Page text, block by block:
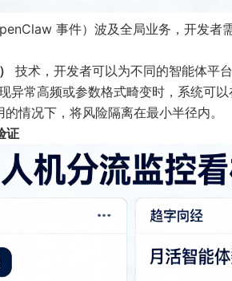
事件）波及全局业务，开发者
技术，开发者可以为不同的智能体平
异常高频或参数格式畸变时，系统可
情况下，将风险隔离在最小半径内。
证